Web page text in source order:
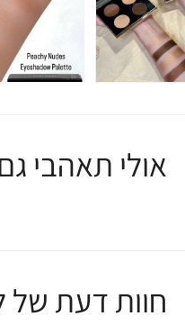
אולי תאהבי
חוות דעת של